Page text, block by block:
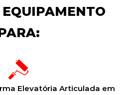
Elevatória Articulada em